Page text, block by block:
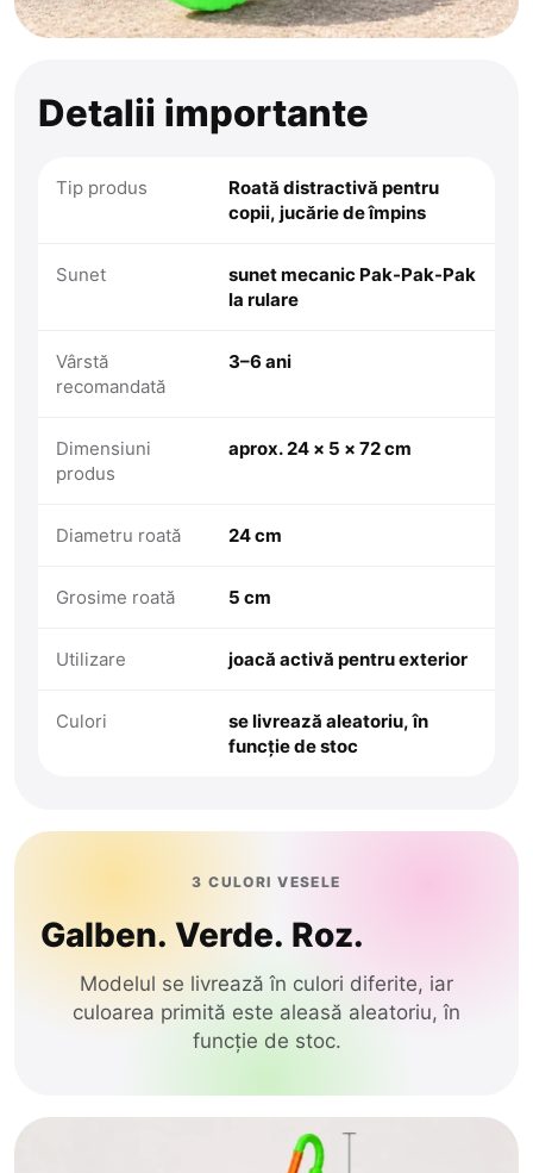
Detalii importante
Tip produs
Roată distractivă pentru
copii, jucărie de împins
Sunet
sunet mecanic Pak-Pak-Pak
la rulare
Vârstă
recomandată
3–6 ani
Dimensiuni
produs
aprox. 24 × 5 × 72 cm
Diametru roată 24 cm
Grosime roată 5 cm
Utilizare joacă activă pentru exterior
Culori
se livrează aleatoriu, în
funcție de stoc
3 CULORI VESELE
Galben. Verde. Roz.
Modelul se livrează în culori diferite, iar
culoarea primită este aleasă aleatoriu, în
funcție de stoc.